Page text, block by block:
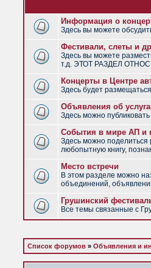
Информация о
Здесь вы можете
Фестивали, слеты и
Здесь вы можете
т.д. ЭТОТ РАЗДЕЛ
Концерты в Центре
Здесь будет
Объявления об
Здесь можно
События в мире АП и
Здесь можно поделиться
любопытную книгу,
Место встречи
В этом разделе можно
объединений,
Грушинский
Все темы связанные с
Список форумов » Объявления и